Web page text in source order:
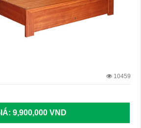
10459
9,900,000 VND